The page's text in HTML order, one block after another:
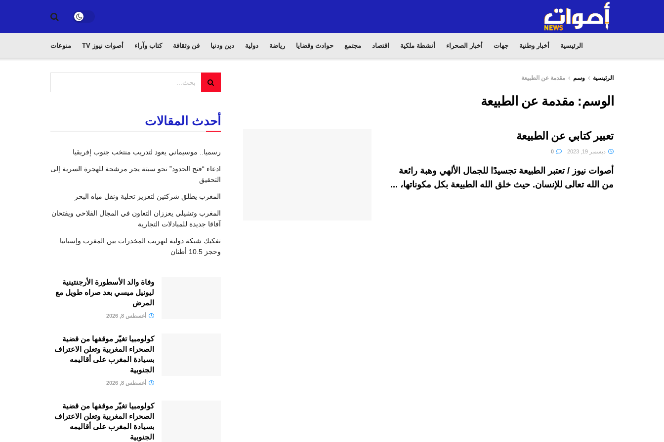
الرئيسية أخبار وطنية جهات أخبار الصحراء أنشطة ملكية اقتصاد مجتمع حوادث وقضايا رياضة دولية دين ودنيا فن وثقافة كتاب وآراء أصوات نيوز TV منوعات
الرئيسية وسم مقدمة عن الطبيعة
الوسم: مقدمة عن الطبيعة
تعبير كتابي عن الطبيعة
ديسمبر 19, 2023
أصوات نيوز / تعتبر الطبيعة تجسيدًا للجمال الألهي وهبة رائعة
من الله تعالى للإنسان. حيث خلق الله الطبيعة بكل مكوناتها، ...
أحدث المقالات
رسميا.. موسيماني يعود لتدريب منتخب جنوب إفريقيا
ادعاء “فتح الحدود” نحو سبتة يجر مرشحة للهجرة السرية إلى
التحقيق
المغرب يطلق شركتين لتعزيز تحلية ونقل مياه البحر
المغرب وتشيلي يعززان التعاون في المجال الفلاحي ويفتحان
آفاقا جديدة للمبادلات التجارية
تفكيك شبكة دولية لتهريب المخدرات بين المغرب وإسبانيا
وحجز 10.5 أطنان
وفاة والد الأسطورة الأرجنتينية
ليونيل ميسي بعد صراه طويل مع
المرض
أغسطس 8, 2026
كولومبيا تغيّر موقفها من قضية
الصحراء المغربية وتعلن الاعتراف
بسيادة المغرب على أقاليمه
الجنوبية
أغسطس 8, 2026
كولومبيا تغيّر موقفها من قضية
الصحراء المغربية وتعلن الاعتراف
بسيادة المغرب على أقاليمه
الجنوبية